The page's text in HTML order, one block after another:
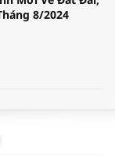
8/2024
2025 | NHỊP